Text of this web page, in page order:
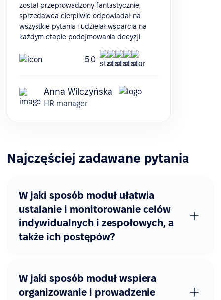
został przeprowadzony fantastycznie,
sprzedawca cierpliwie odpowiadał na
wszystkie pytania i udzielał wsparcia na
każdym etapie podejmowania decyzji.
5.0
Anna Wilczyńska
HR manager
Najczęściej zadawane pytania
W jaki sposób moduł ułatwia
ustalanie i monitorowanie celów
indywidualnych i zespołowych, a
także ich postępów?
W jaki sposób moduł wspiera
organizowanie i prowadzenie